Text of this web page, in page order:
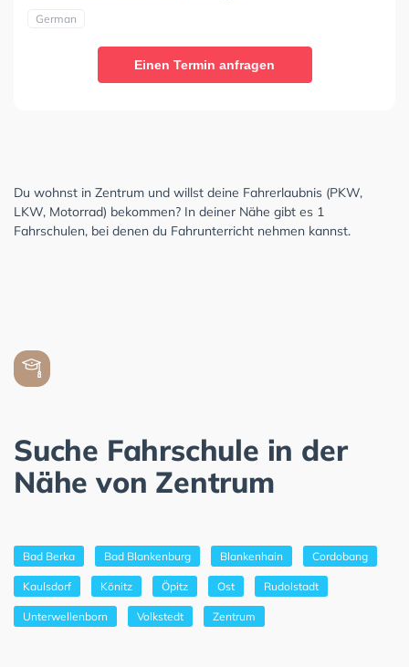
German
Einen Termin anfragen
Du wohnst in Zentrum und willst deine Fahrerlaubnis (PKW,
LKW, Motorrad) bekommen? In deiner Nähe gibt es 1
Fahrschulen, bei denen du Fahrunterricht nehmen kannst.
Suche Fahrschule in der
Nähe von Zentrum
Bad Berka Bad Blankenburg Blankenhain Cordobang
Kaulsdorf Könitz Öpitz Ost Rudolstadt
Unterwellenborn Volkstedt Zentrum